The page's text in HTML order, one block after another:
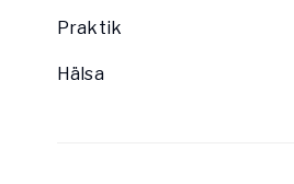
Praktik
Hälsa